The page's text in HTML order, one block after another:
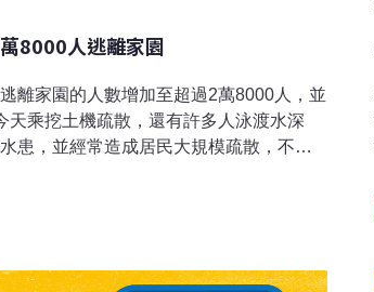
8000人逃離家園
離家園的人數增加至超過2萬8000人，並
天乘挖土機疏散，還有許多人泳渡水深
患，並經常造成居民大規模疏散，不過
日已疏散超過2萬1000人，柔佛州
有數千人。目前為止彭亨州與柔佛州已
中斷，當地村民乘挖土機撤離，一名孕婦